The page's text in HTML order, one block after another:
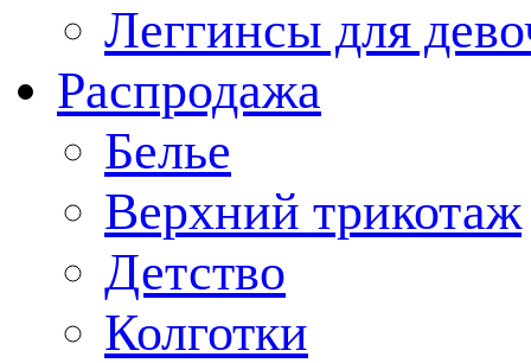
Леггинсы для
Распродажа
Белье
Верхний трикотаж
Детство
Колготки